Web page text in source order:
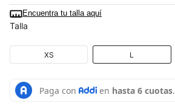
Encuentra tu talla aquí
Talla
XS L